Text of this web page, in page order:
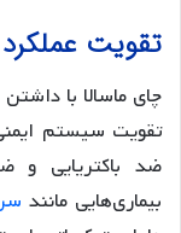
تقویت
چای ماسالا با
تقویت سیستم
ضد باکتریایی و
بیماری‌هایی مانند